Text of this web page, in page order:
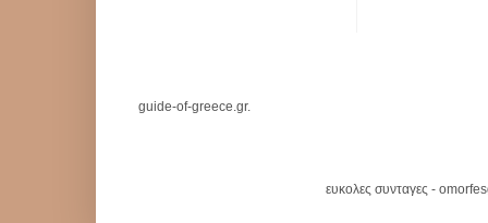
guide-of-greece.gr.
ευκολες συνταγες -